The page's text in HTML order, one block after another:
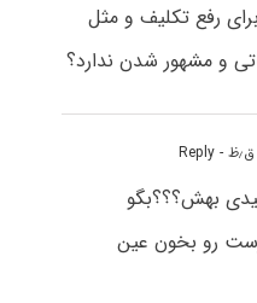
رفع تکلیف و مثل
و مشهور شدن ندارد؟
- Reply
بهش؟؟؟بگو
رو بخون عین